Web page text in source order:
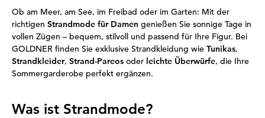
Ob am Meer, am See, im Freibad oder im Garten: Mit der
richtigen Strandmode für Damen genießen Sie sonnige Tage in
vollen Zügen – bequem, stilvoll und passend für Ihre Figur. Bei
GOLDNER finden Sie exklusive Strandkleidung wie Tunikas,
Strandkleider, Strand-Pareos oder leichte Überwürfe, die Ihre
Sommergarderobe perfekt ergänzen.
Was ist Strandmode?